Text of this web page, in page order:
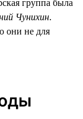
группа была
Чунихин.
они не для